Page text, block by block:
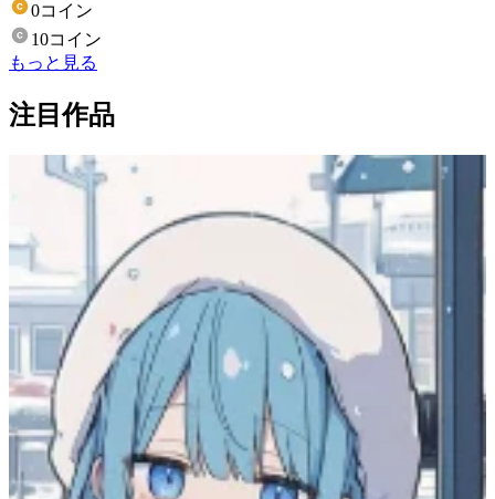
0コイン
10コイン
もっと見る
注目作品